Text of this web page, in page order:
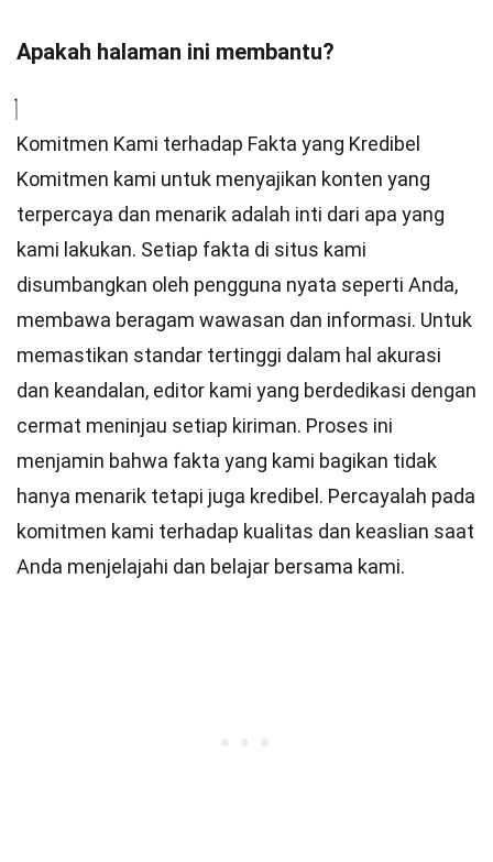
Apakah halaman ini membantu?
Komitmen Kami terhadap Fakta yang Kredibel
Komitmen kami untuk menyajikan konten yang
terpercaya dan menarik adalah inti dari apa yang
kami lakukan. Setiap fakta di situs kami
disumbangkan oleh pengguna nyata seperti Anda,
membawa beragam wawasan dan informasi. Untuk
memastikan standar tertinggi dalam hal akurasi
dan keandalan, editor kami yang berdedikasi dengan
cermat meninjau setiap kiriman. Proses ini
menjamin bahwa fakta yang kami bagikan tidak
hanya menarik tetapi juga kredibel. Percayalah pada
komitmen kami terhadap kualitas dan keaslian saat
Anda menjelajahi dan belajar bersama kami.